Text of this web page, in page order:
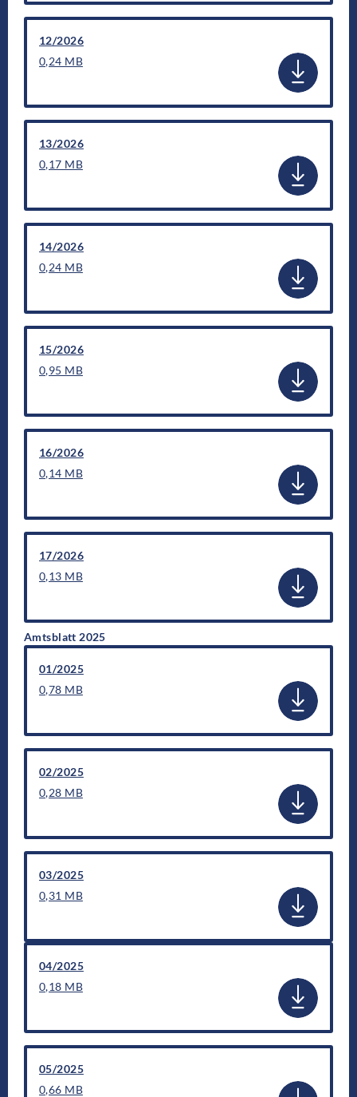
12/2026
0,24 MB
13/2026
0,17 MB
14/2026
0,24 MB
15/2026
0,95 MB
16/2026
0,14 MB
17/2026
0,13 MB
Amtsblatt 2025
01/2025
0,78 MB
02/2025
0,28 MB
03/2025
0,31 MB
04/2025
0,18 MB
05/2025
0,66 MB